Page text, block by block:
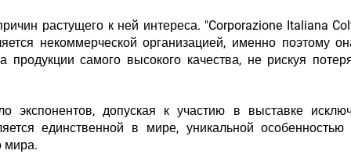
растущего к ней интереса. "Corporazione Italiana
некоммерческой организацией, именно поэтому
продукции самого высокого качества, не рискуя
экспонентов, допуская к участию в выставке
единственной в мире, уникальной особенностью
мира.